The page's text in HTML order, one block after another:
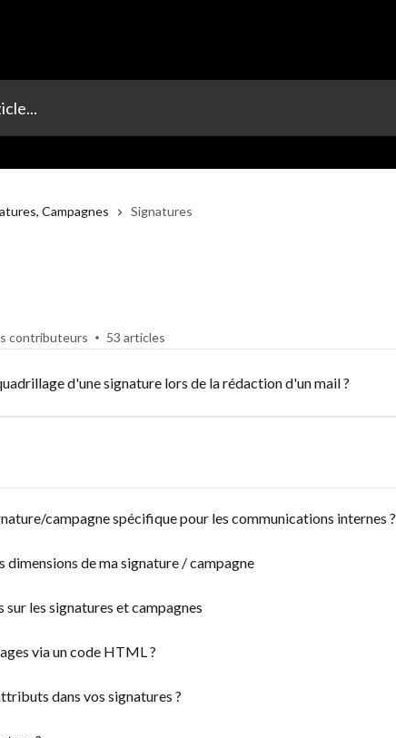
Campagnes Signatures
contributeurs 53 articles
d'une signature lors de la rédaction d'un mail ?
campagne spécifique pour les communications internes ?
de ma signature / campagne
les signatures et campagnes
via un code HTML ?
dans vos signatures ?